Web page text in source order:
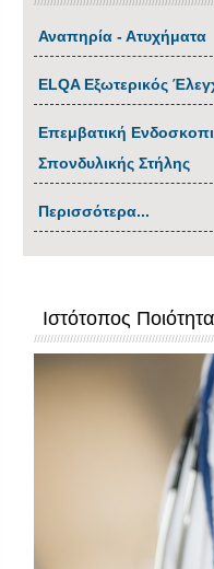
Αναπηρία - Ατυχήματα
ΕLQA Εξωτερικός
Επεμβατική
Σπονδυλικής Στήλης
Περισσότερα...
Ιστότοπος